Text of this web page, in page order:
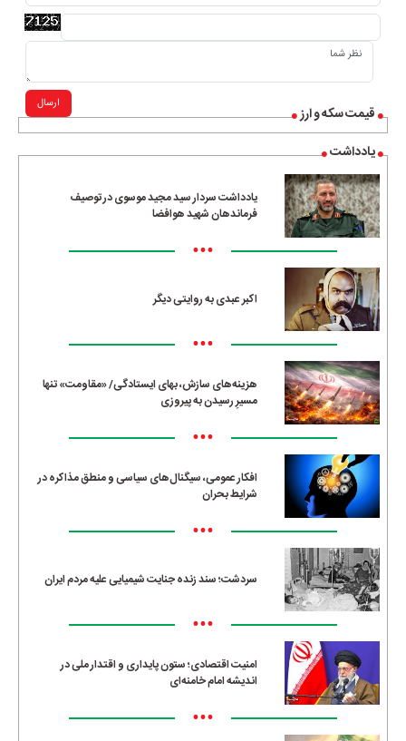
قیمت سکه و ارز
یادداشت
یادداشت سردار سید مجید موسوی در توصیف
فرماندهان شهید هوافضا
•••
اکبر عبدی به روایتی دیگر
•••
هزینه‌های سازش، بهای ایستادگی/ «مقاومت» تنها
مسیرِ رسیدن به پیروزی
•••
افکار عمومی، سیگنال‌های سیاسی و منطق مذاکره در
شرایط بحران
•••
سردشت؛ سند زنده جنایت شیمیایی علیه مردم ایران
•••
امنیت اقتصادی؛ ستون پایداری و اقتدار ملی در
اندیشه امام خامنه‌ای
•••
ارسال